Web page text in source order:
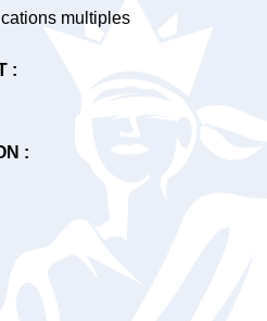
multiples
:
: